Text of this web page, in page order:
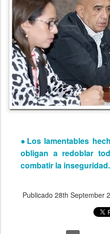
●Los lamentables
obligan a redoblar
combatir la inseguridad.
Publicado 28th September